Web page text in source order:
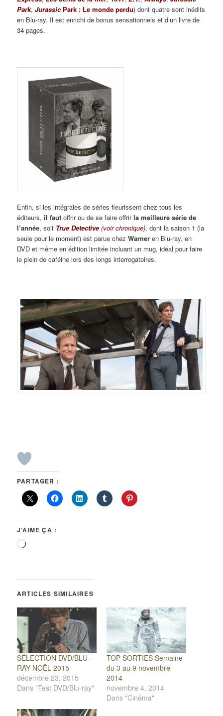
Park,Jurassic Park : Le monde perdu) dont quatre sont inédits
en Blu-ray. Il est enrichi de bonus sensationnels et d’un livre de
34 pages.
Enfin, si les intégrales de séries fleurissent chez tous les
éditeurs,il faut offrir ou de se faire offrirla meilleure série de
l’année, soit True Detective (voir chronique), dont la saison 1 (la
seule pour le moment) est parue chezWarner en Blu-ray, en
DVD et même en édition limitée incluant un mug, idéal pour faire
le plein de caféine lors des longs interrogatoires.
PARTAGER :
J’AIME ÇA :
Chargement…
ARTICLES SIMILAIRES
SÉLECTION DVD/BLU-
RAY NOËL 2015
décembre 23, 2015
Dans "Test DVD/Blu-ray"
TOP SORTIES Semaine
du 3 au 9 novembre
2014
novembre 4, 2014
Dans "Cinéma"